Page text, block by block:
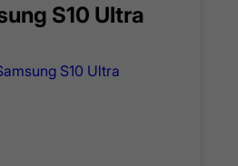
S10 Ultra